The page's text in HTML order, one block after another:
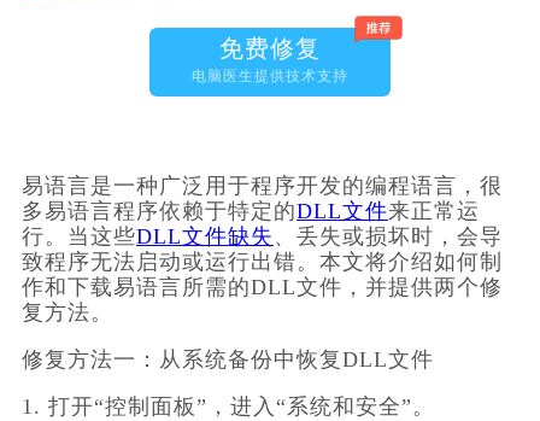
免费修复
电脑医生提供技术支持
易语言是一种广泛用于程序开发的编程语言，很
多易语言程序依赖于特定的DLL文件来正常运
行。当这些DLL文件缺失 、丢失或损坏时，会导
致程序无法启动或运行出错。本文将介绍如何制
作和下载易语言所需的DLL文件，并提供两个修
复方法。
修复方法一：从系统备份中恢复DLL文件
1. 打开“控制面板”，进入“系统和安全”。